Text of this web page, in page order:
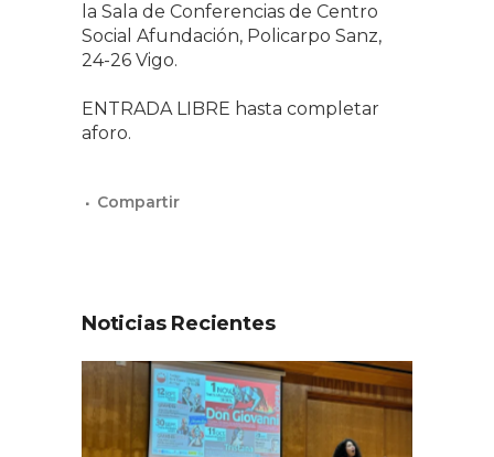
la Sala de Conferencias de Centro
Social Afundación, Policarpo Sanz,
24-26 Vigo.
ENTRADA LIBRE hasta completar
aforo.
Noticias Recientes